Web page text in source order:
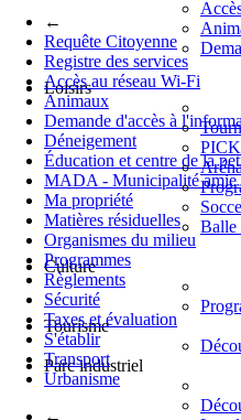
←
Requête Citoyenne
Registre des services
Accès au réseau Wi-Fi
Animaux
Demande d'accès à
Déneigement
Éducation et centre de la
MADA - Municipalité amie
Ma propriété
Matières résiduelles
Organismes du milieu
Programmes
Règlements
Sécurité
Taxes et évaluation
S'établir
Transport
Urbanisme
←
Loisirs
Balle
Culture
Tourisme
Parc industriel